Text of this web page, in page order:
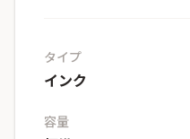
タイプ
インク
容量